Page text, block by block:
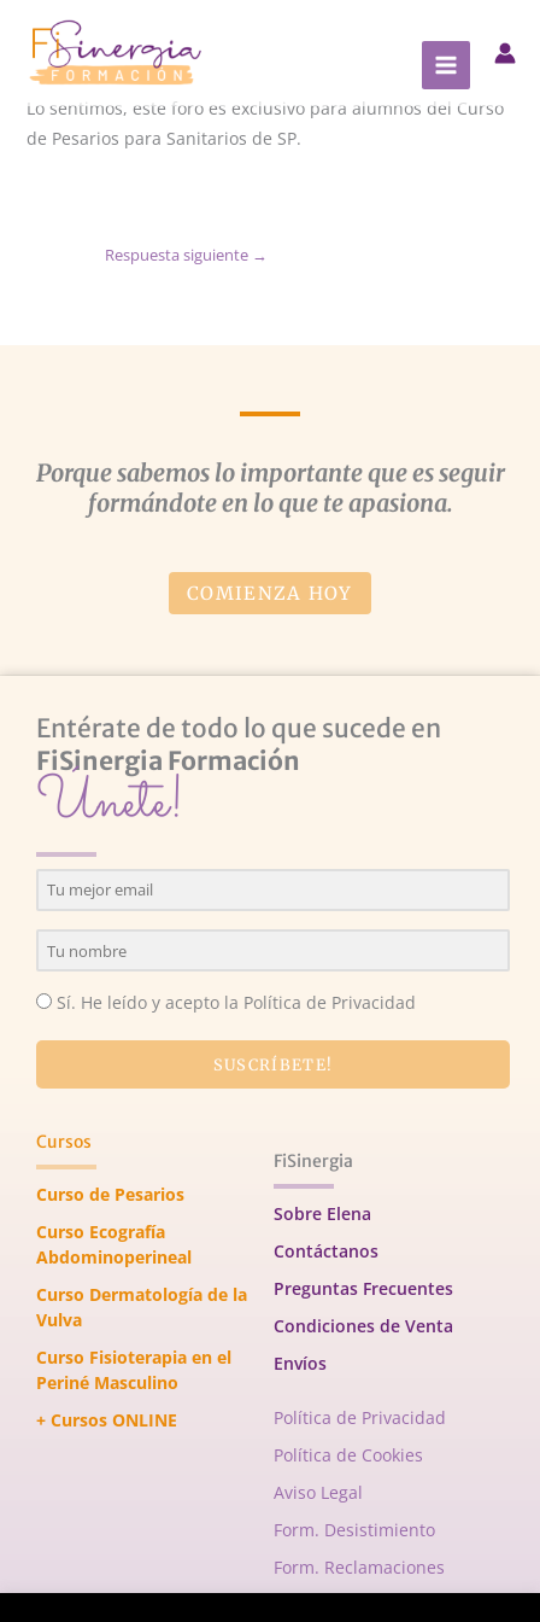
contenido
Lo sentimos, este foro es exclusivo para alumnos del Curso
de Pesarios para Sanitarios de SP.
Respuesta siguiente →
Porque sabemos lo importante que es seguir
formándote en lo que te apasiona.
COMIENZA HOY
Entérate de todo lo que sucede en
FiSinergia Formación
Únete!
Sí. He leído y acepto la Política de Privacidad
SUSCRÍBETE!
Cursos
Curso de Pesarios
Curso Ecografía
Abdominoperineal
Curso Dermatología de la
Vulva
Curso Fisioterapia en el
Periné Masculino
+ Cursos ONLINE
FiSinergia
Sobre Elena
Contáctanos
Preguntas Frecuentes
Condiciones de Venta
Envíos
Política de Privacidad
Política de Cookies
Aviso Legal
Form. Desistimiento
Form. Reclamaciones